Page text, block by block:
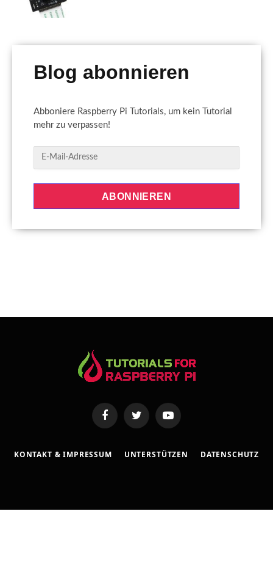
Blog abonnieren
Abboniere Raspberry Pi Tutorials, um kein Tutorial
mehr zu verpassen!
-
ABONNIEREN
FacebookTwitter YouTube
KONTAKT & IMPRESSUM UNTERSTÜTZEN DATENSCHUTZ